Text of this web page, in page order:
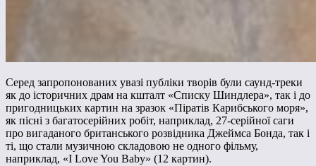
Серед запропонованих увазі публіки творів були саунд-треки
як до історичних драм на кшталт «Списку Шиндлера», так і до
пригодницьких картин на зразок «Піратів Карибського моря»,
як пісні з багатосерійних робіт, наприклад, 27-серійної саги
про вигаданого британського розвідника Джеймса Бонда, так і
ті, що стали музичною складовою не одного фільму,
наприклад, «I Love You Baby» (12 картин).